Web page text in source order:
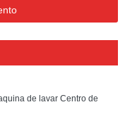
de lavar Centro de